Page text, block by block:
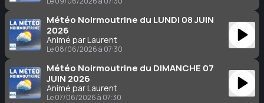
Météo Noirmoutrine du LUNDI 08 JUIN
2026
Animé par Laurent
Le 08/06/2026 à 07:30
Météo Noirmoutrine du DIMANCHE 07
JUIN 2026
Animé par Laurent
Le 07/06/2026 à 07:30